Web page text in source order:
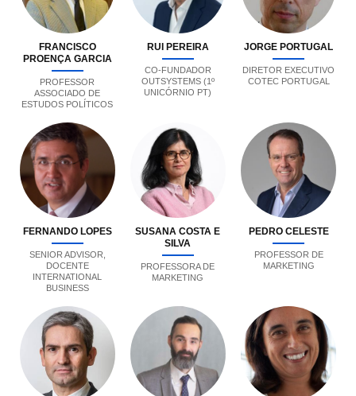
FRANCISCO
PROENÇA GARCIA
PROFESSOR
ASSOCIADO DE
ESTUDOS POLÍTICOS
RUI PEREIRA
CO-FUNDADOR
OUTSYSTEMS (1º
UNICÓRNIO PT)
JORGE PORTUGAL
DIRETOR EXECUTIVO
COTEC PORTUGAL
FERNANDO LOPES
SENIOR ADVISOR,
DOCENTE
INTERNATIONAL
BUSINESS
SUSANA COSTA E
SILVA
PROFESSORA DE
MARKETING
PEDRO CELESTE
PROFESSOR DE
MARKETING